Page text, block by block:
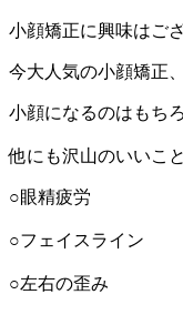
小顔矯正に興味はご
今大人気の小顔矯正
小顔になるのはもちろ
他にも沢山のいいこ
○眼精疲労
○フェイスライン
○左右の歪み